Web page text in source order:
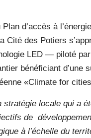
d’accès à
Cité des Potiers
LED — piloté
bénéficiant d’une
«Climate for
locale qui a
de
à l’échelle du